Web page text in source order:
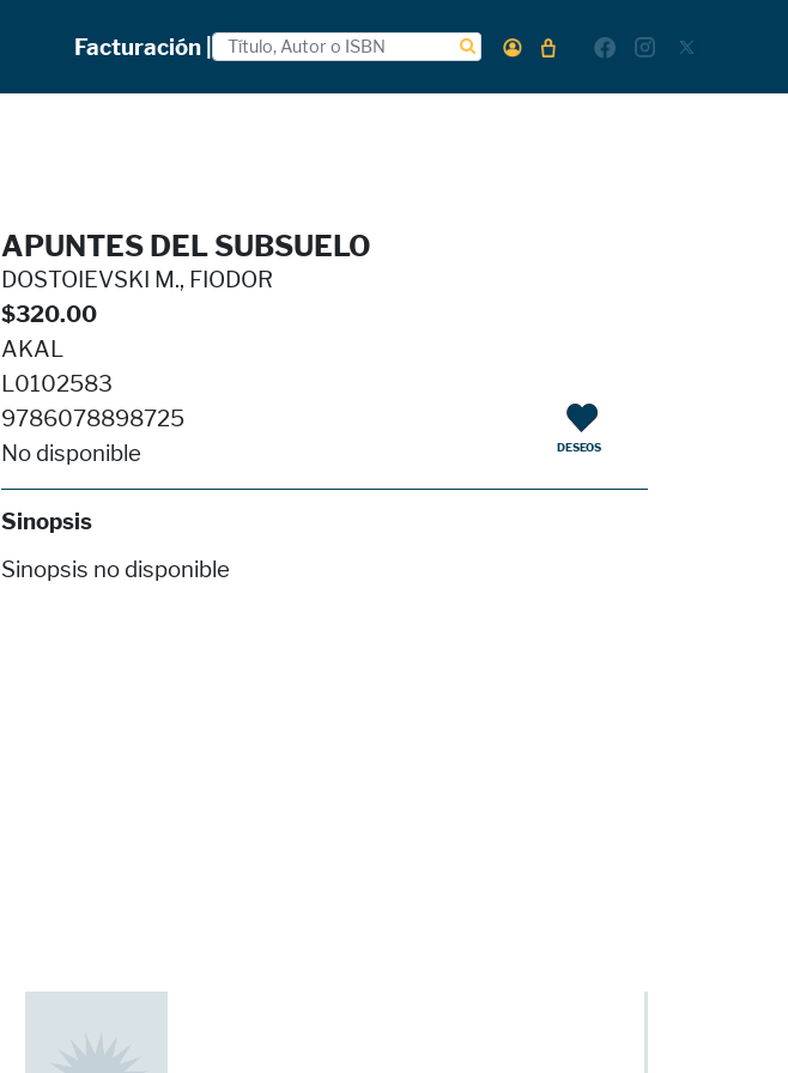
Facturación |
APUNTES DEL SUBSUELO
DOSTOIEVSKI M., FIODOR
$320.00
AKAL
L0102583
9786078898725
No disponible
Sinopsis
DESEOS
Sinopsis no disponible